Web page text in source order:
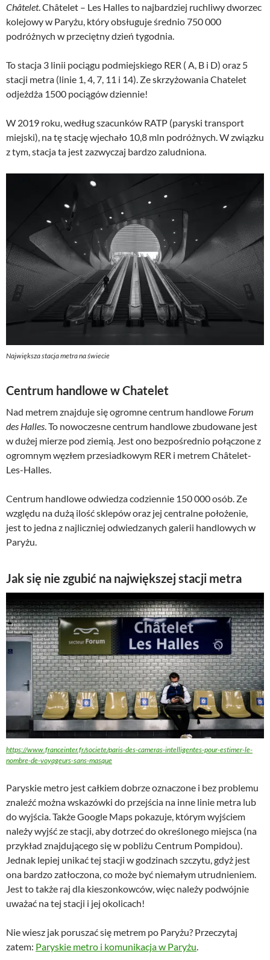
Châtelet. Châtelet – Les Halles to najbardziej ruchliwy dworzec
kolejowy w Paryżu, który obsługuje średnio 750 000
podróżnych w przeciętny dzień tygodnia.
To stacja 3 linii pociągu podmiejskiego RER ( A, B i D) oraz 5
stacji metra (linie 1, 4, 7, 11 i 14). Ze skrzyżowania Chatelet
odjeżdża 1500 pociągów dziennie!
W 2019 roku, według szacunków RATP (paryski transport
miejski), na tę stację wjechało 10,8 mln podróżnych. W związku
z tym, stacja ta jest zazwyczaj bardzo zaludniona.
Największa stacja metra na świecie
Centrum handlowe w Chatelet
Nad metrem znajduje się ogromne centrum handlowe Forum
des Halles . To nowoczesne centrum handlowe zbudowane jest
w dużej mierze pod ziemią. Jest ono bezpośrednio połączone z
ogromnym węzłem przesiadkowym RER i metrem Châtelet-
Les-Halles.
Centrum handlowe odwiedza codziennie 150 000 osób. Ze
względu na dużą ilość sklepów oraz jej centralne położenie,
jest to jedna z najliczniej odwiedzanych galerii handlowych w
Paryżu.
Jak się nie zgubić na największej stacji metra
https://www.franceinter.fr/societe/paris-des-cameras-intelligentes-pour-estimer-le-
nombre-de-voyageurs-sans-masque
Paryskie metro jest całkiem dobrze oznaczone i bez problemu
znaleźć można wskazówki do przejścia na inne linie metra lub
do wyjścia. Także Google Maps pokazuje, którym wyjściem
należy wyjść ze stacji, aby dotrzeć do określonego miejsca (na
przykład znajdującego się w pobliżu Centrum Pompidou).
Jednak lepiej unikać tej stacji w godzinach szczytu, gdyż jest
ona bardzo zatłoczona, co może być niemałym utrudnieniem.
Jest to także raj dla kieszonkowców, więc należy podwójnie
uważać na tej stacji i jej okolicach!
Nie wiesz jak poruszać się metrem po Paryżu? Przeczytaj
zatem: Paryskie metro i komunikacja w Paryżu